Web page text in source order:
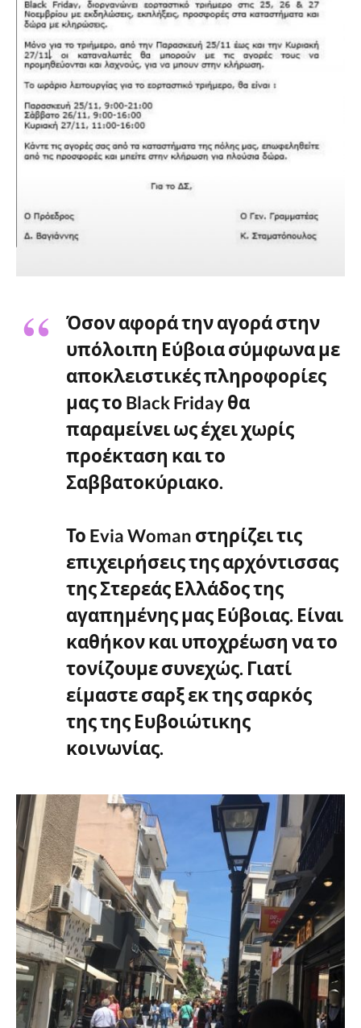
Όσον αφορά την αγορά στην
υπόλοιπη Εύβοια σύμφωνα με
αποκλειστικές πληροφορίες
μας το Black Friday θα
παραμείνει ως έχει χωρίς
προέκταση και το
Σαββατοκύριακο.
Το Evia Woman στηρίζει τις
επιχειρήσεις της αρχόντισσας
της Στερεάς Ελλάδος της
αγαπημένης μας Εύβοιας. Είναι
καθήκον και υποχρέωση να το
τονίζουμε συνεχώς. Γιατί
είμαστε σαρξ εκ της σαρκός
της της Ευβοιώτικης
κοινωνίας.